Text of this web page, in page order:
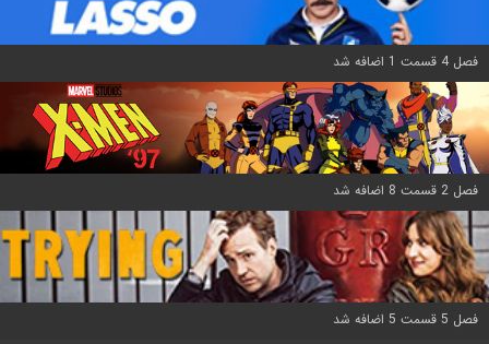
فصل 4 قسمت 1 اضافه شد
فصل 2 قسمت 8 اضافه شد
فصل 5 قسمت 5 اضافه شد